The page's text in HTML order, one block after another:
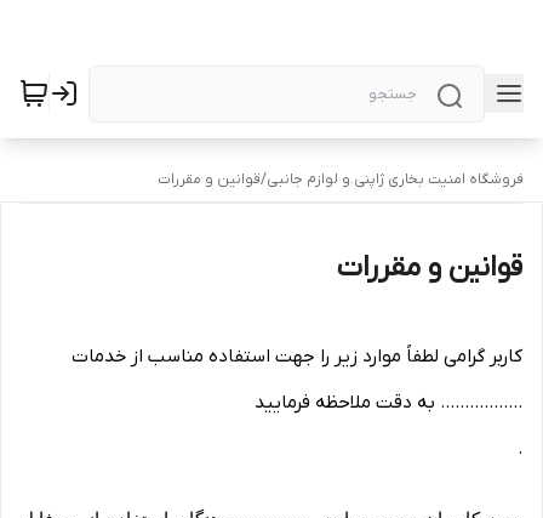
فروشگاه امنیت بخاری ژاپنی.و لوازم جانبی/قوانین و مقررات
قوانین و مقررات
کاربر گرامی لطفاً موارد زیر را جهت استفاده مناسب از خدمات
................. به دقت ملاحظه فرمایید
.